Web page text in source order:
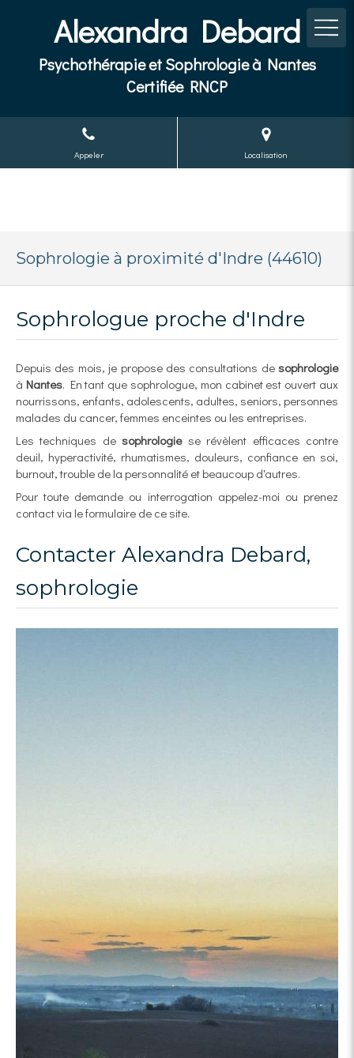
Alexandra Debard
Psychothérapie et Sophrologie à Nantes
Certifiée RNCP
Appeler Localisation
Sophrologie à proximité d'Indre (44610)
Sophrologue proche d'Indre
Depuis des mois, je propose des consultations de sophrologie
à Nantes. En tant que sophrologue, mon cabinet est ouvert aux
nourrissons, enfants, adolescents, adultes, seniors, personnes
malades du cancer, femmes enceintes ou les entreprises.
Les techniques desophrologiese révèlent efficaces contre
deuil, hyperactivité, rhumatismes, douleurs, confiance en soi,
burnout, trouble de la personnalité et beaucoup d'autres.
Pour toute demande ou interrogation appelez-moi ou prenez
contact via le formulaire de ce site.
Contacter Alexandra Debard,
sophrologie